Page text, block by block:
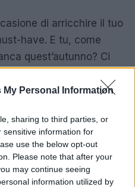
My Personal Information
sharing to third parties, or
sensitive information for
use the below opt-out
Please note that after your
may continue seeing
information utilized by
di arricchire il tuo
have. E tu, come
quest’autunno? Ci